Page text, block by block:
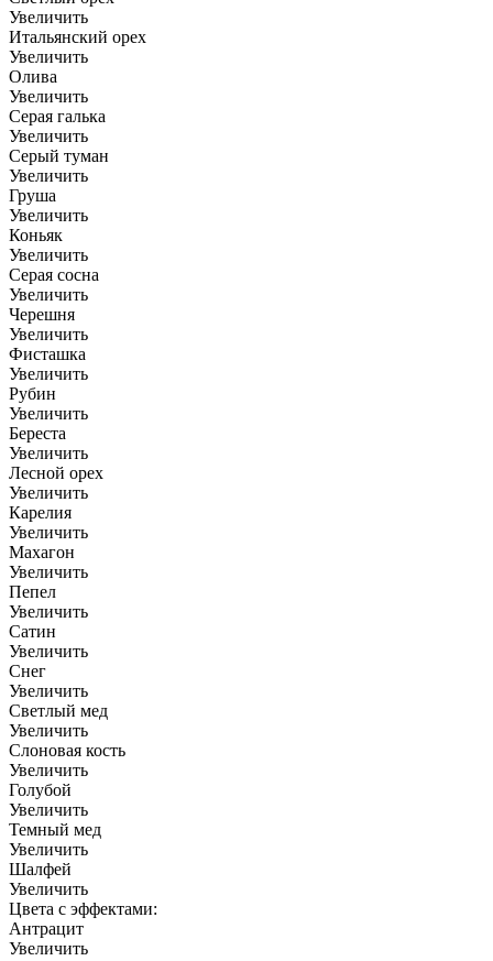
Увеличить
Итальянский орех
Увеличить
Олива
Увеличить
Серая галька
Увеличить
Серый туман
Увеличить
Груша
Увеличить
Коньяк
Увеличить
Серая сосна
Увеличить
Черешня
Увеличить
Фисташка
Увеличить
Рубин
Увеличить
Береста
Увеличить
Лесной орех
Увеличить
Карелия
Увеличить
Махагон
Увеличить
Пепел
Увеличить
Сатин
Увеличить
Снег
Увеличить
Светлый мед
Увеличить
Слоновая кость
Увеличить
Голубой
Увеличить
Темный мед
Увеличить
Шалфей
Увеличить
Цвета с эффектами:
Антрацит
Увеличить